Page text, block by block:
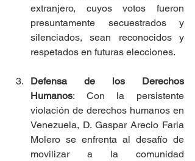
extranjero, cuyos votos fueron
presuntamente secuestrados y
silenciados, sean reconocidos y
respetados en futuras elecciones.
Defensa de los Derechos
Humanos: Con la persistente
violación de derechos humanos en
Venezuela, D. Gaspar Arecio Faria
Molero se enfrenta al desafío de
movilizar a la comunidad